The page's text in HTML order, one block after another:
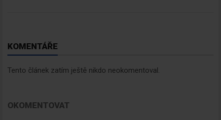
KOMENTÁŘE
Tento článek zatím ještě nikdo neokomentoval.
OKOMENTOVAT
budeme zasílat ty nejdůležitější
informace, maximálně 1x týdně.